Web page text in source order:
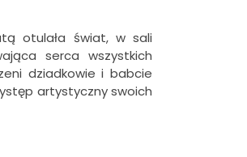
otulała świat, w sali
serca wszystkich
dziadkowie i babcie
artystyczny swoich